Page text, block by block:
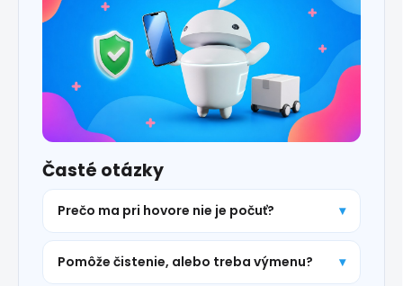
Časté otázky
Prečo ma pri hovore nie je počuť?
Pomôže čistenie, alebo treba výmenu?